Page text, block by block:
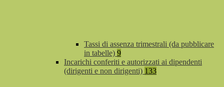
Tassi di assenza trimestrali (da pubblicare
in tabelle) 9
Incarichi conferiti e autorizzati ai dipendenti
(dirigenti e non dirigenti) 133